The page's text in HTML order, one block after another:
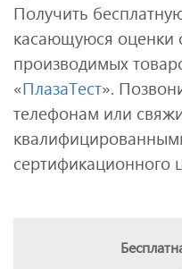
Получить
касающуюся оценки
производимых
«ПлазаТест».
телефонам или
сертификационного